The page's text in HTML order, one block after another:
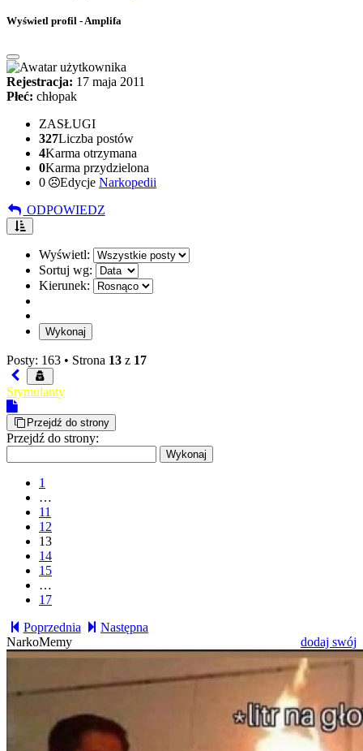
Wyświetl profil - Amplifa
Rejestracja: 17 maja 2011
Płeć: chłopak
ZASŁUGI
327Liczba postów
4Karma otrzymana
0Karma przydzielona
0
Edycje Narkopedii
ODPOWIEDZ
Wyświetl:
Sortuj wg:
Kierunek:
Posty: 163 • Strona 13 z 17
Stymulanty
Przejdź do strony
Przejdź do strony:
1
…
11
12
13
14
15
…
17
Poprzednia
Następna
NarkoMemy
dodaj swój